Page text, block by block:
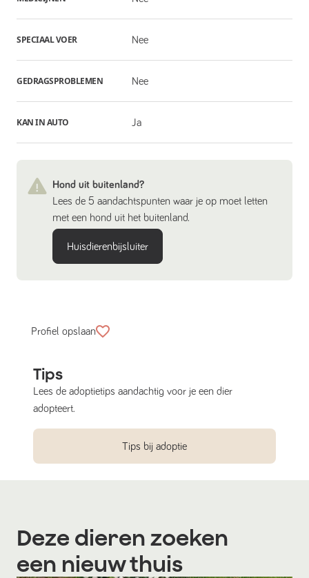
SPECIAAL VOER Nee
GEDRAGSPROBLEMEN Nee
KAN IN AUTO Ja
Hond uit buitenland?
Lees de 5 aandachtspunten waar je op moet letten
met een hond uit het buitenland.
Huisdierenbijsluiter
Profiel opslaan
Tips
Lees de adoptietips aandachtig voor je een dier
adopteert.
Tips bij adoptie
Deze dieren zoeken
een nieuw thuis